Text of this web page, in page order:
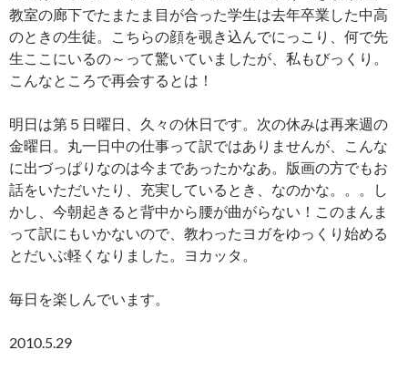
教室の廊下でたまたま目が合った学生は去年卒業した中高
のときの生徒。こちらの顔を覗き込んでにっこり、何で先
生ここにいるの～って驚いていましたが、私もびっくり。
こんなところで再会するとは！
明日は第５日曜日、久々の休日です。次の休みは再来週の
金曜日。丸一日中の仕事って訳ではありませんが、こんな
に出づっぱりなのは今まであったかなあ。版画の方でもお
話をいただいたり、充実しているとき、なのかな。。。し
かし、今朝起きると背中から腰が曲がらない！このまんま
って訳にもいかないので、教わったヨガをゆっくり始める
とだいぶ軽くなりました。ヨカッタ。
毎日を楽しんでいます。
2010.5.29